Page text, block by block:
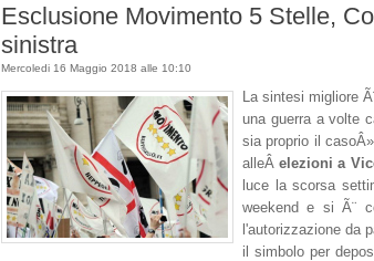
Esclusione Movimento 5 Stelle,
sinistra
Mercoledi 16 Maggio 2018 alle 10:10
La sintesi migliore
una guerra a volte
sia proprio il
alleÂelezioni a
luce la scorsa
weekend e si Ã¨
l'autorizzazione da
il simbolo per